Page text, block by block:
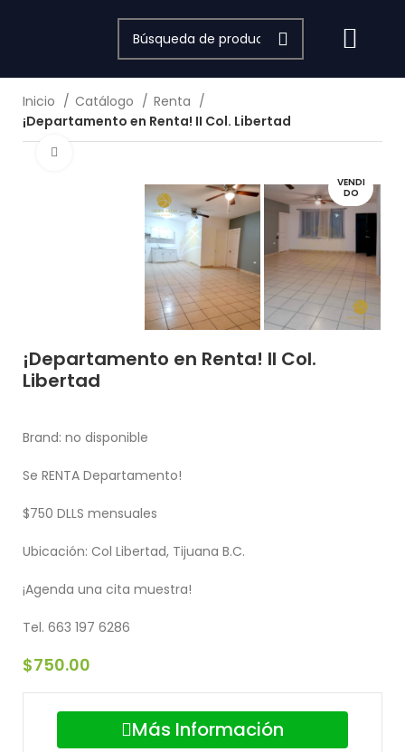
Inicio Catálogo
Renta
¡Departamento en Renta! II Col. Libertad
VENDI
DO
¡Departamento en Renta! II Col.
Libertad
Brand: no disponible
Se RENTA Departamento!
$750 DLLS mensuales
Ubicación: Col Libertad, Tijuana B.C.
¡Agenda una cita muestra!
Tel. 663 197 6286
$750.00
Más Información